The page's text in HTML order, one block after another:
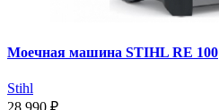
Моечная машина STIHL RE 100
Stihl
28 990 ₽